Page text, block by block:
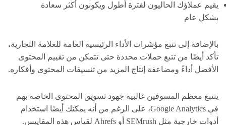
يقيم عملاؤك الحاليون لفترة أطول ويكونون أكثر سعادة
بشكل عام
بالإضافة إلى تتبع مؤشرات الأداء الرئيسية العامة للعلامة التجارية،
تأكد أيضًا من تتبع حملات محددة حتى تتمكن من تقييم المحتوى
الأفضل أداءً ومضاعفة إنتاج المزيد من تنسيقات المحتوى وأفكاره.
يتتبع معظم المسوقين غالبية جهود تسويق المحتوى الخاصة بهم
في Google Analytics، على الرغم من أنه يمكنك أيضًا استخدام
أدوات خارجية مثل SEMrush أو Ahrefs لقياس هذه المقاييس.